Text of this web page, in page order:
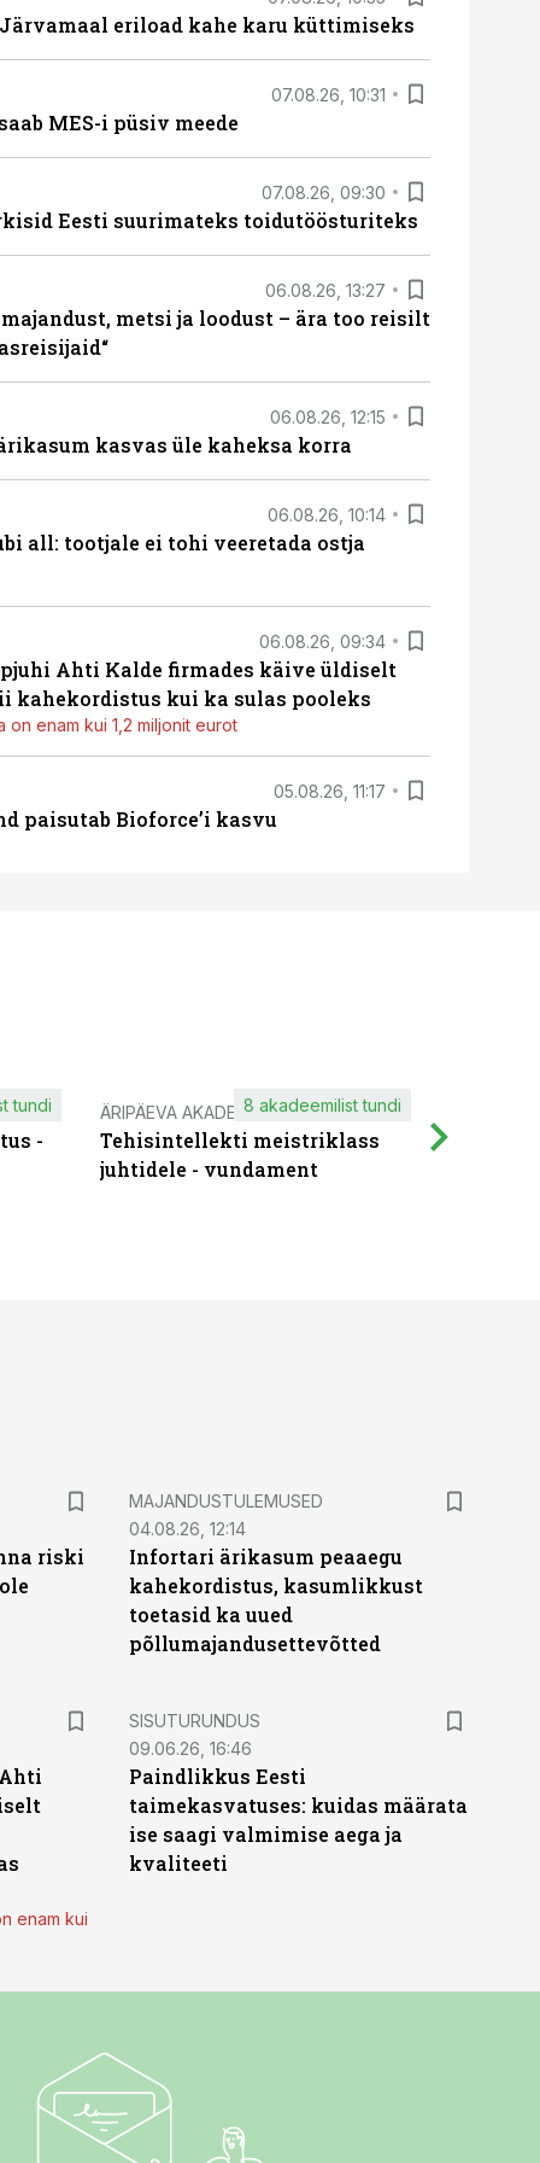
eriload kahe karu küttimiseks
07.08.26, 10:31
MES-i püsiv meede
07.08.26, 09:30
Eesti suurimateks toidutöösturiteks
06.08.26, 13:27
metsi ja loodust – ära too reisilt
06.08.26, 12:15
kasvas üle kaheksa korra
06.08.26, 10:14
all: tootjale ei tohi veeretada ostja
06.08.26, 09:34
Ahti Kalde firmades käive üldiselt
kahekordistus kui ka sulas pooleks
on enam kui 1,2 miljonit eurot
05.08.26, 11:17
paisutab Bioforce’i kasvu
-
tundi ÄRIPÄEVA AKADEEMIA
Tehisintellekti meistriklass
juhtidele - vundament
8 akadeemilist tundi
riski
MAJANDUSTULEMUSED
04.08.26, 12:14
Infortari ärikasum peaaegu
kahekordistus, kasumlikkust
toetasid ka uued
põllumajandusettevõtted
enam kui
ST
SISUTURUNDUS
09.06.26, 16:46
Paindlikkus Eesti
taimekasvatuses: kuidas määrata
ise saagi valmimise aega ja
kvaliteeti